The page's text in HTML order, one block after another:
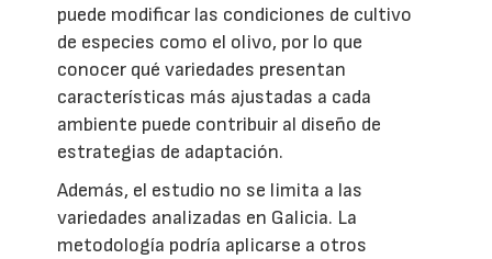
puede modificar las condiciones de cultivo
de especies como el olivo, por lo que
conocer qué variedades presentan
características más ajustadas a cada
ambiente puede contribuir al diseño de
estrategias de adaptación.
Además, el estudio no se limita a las
variedades analizadas en Galicia. La
metodología podría aplicarse a otros